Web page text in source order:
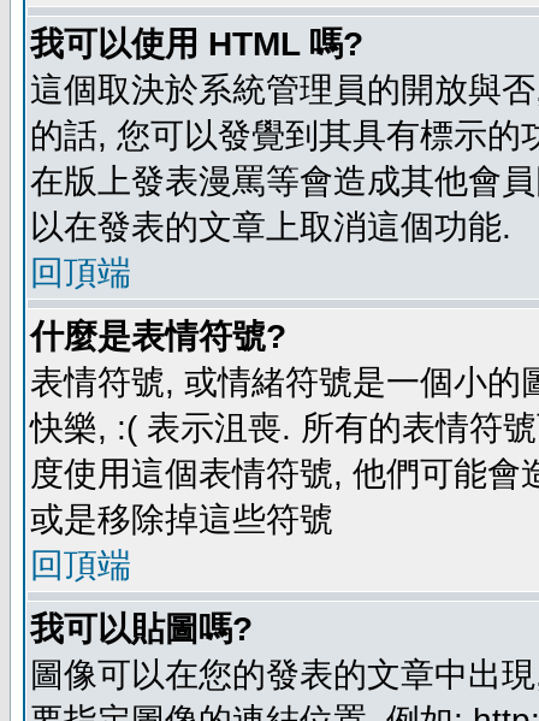
我可以使用 HTML 嗎?
這個取決於系統管理員的開放與
的話, 您可以發覺到其具有標示
在版上發表漫罵等會造成其他會
以在發表的文章上取消這個功能.
回頂端
什麼是表情符號?
表情符號, 或情緒符號是一個小
快樂, :( 表示沮喪. 所有的表情符
度使用這個表情符號, 他們可能
或是移除掉這些符號
回頂端
我可以貼圖嗎?
圖像可以在您的發表的文章中出